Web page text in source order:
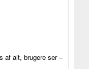
af alt, brugere ser –